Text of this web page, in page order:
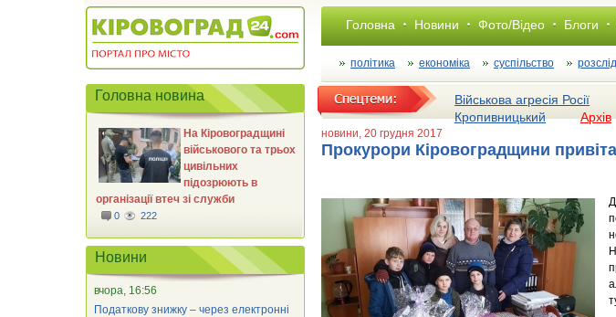
Головна Новини Фото/Відео Блоги
політика економіка суспільство
Військова агресія Росії
Кропивницький
Архів
новини, 20 грудня 2017
Прокурори Кіровоградщини
Головна новина
На Кіровоградщині
військового та трьох
цивільних
підозрюють в
організації втеч зі служби
0 222
Новини
вчора, 16:56
Податкову знижку – через електронні